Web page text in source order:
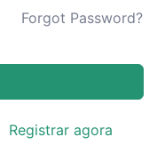
Forgot Password?
Registrar agora